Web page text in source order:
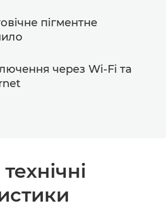
пігментне
через Wi-Fi та